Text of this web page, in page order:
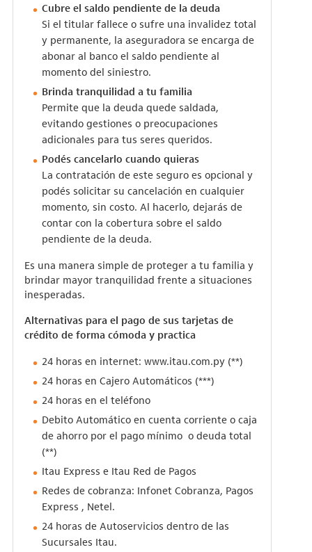
Cubre el saldo pendiente de la deuda
Si el titular fallece o sufre una invalidez total
y permanente, la aseguradora se encarga de
abonar al banco el saldo pendiente al
momento del siniestro.
Brinda tranquilidad a tu familia
Permite que la deuda quede saldada,
evitando gestiones o preocupaciones
adicionales para tus seres queridos.
Podés cancelarlo cuando quieras
La contratación de este seguro es opcional y
podés solicitar su cancelación en cualquier
momento, sin costo. Al hacerlo, dejarás de
contar con la cobertura sobre el saldo
pendiente de la deuda.
Es una manera simple de proteger a tu familia y
brindar mayor tranquilidad frente a situaciones
inesperadas.
Alternativas para el pago de sus tarjetas de
crédito de forma cómoda y practica
24 horas en internet:www.itau.com.py (**)
24 horas en Cajero Automáticos (***)
24 horas en el teléfono
Debito Automático en cuenta corriente o caja
de ahorro por el pago mínimo o deuda total
(**)
Itau Express e Itau Red de Pagos
Redes de cobranza: Infonet Cobranza, Pagos
Express , Netel.
24 horas de Autoservicios dentro de las
Sucursales Itau.